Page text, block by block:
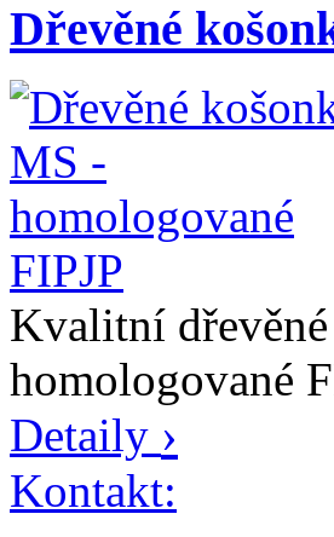
Dřevěné
Kvalitní
homologované
Detaily ›
Kontakt: